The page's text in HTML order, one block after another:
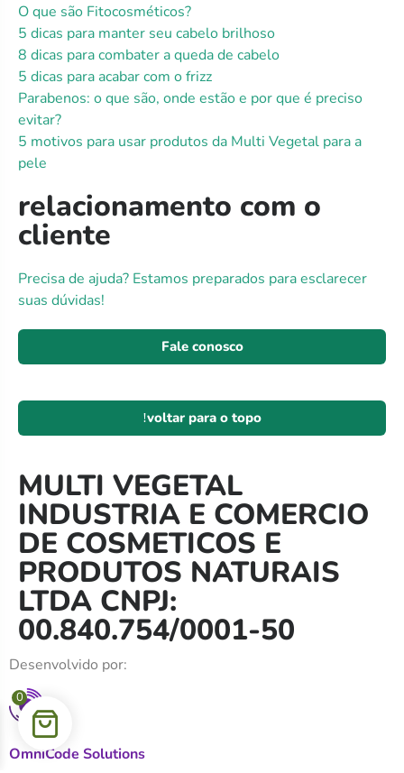
O que são Fitocosméticos?
5 dicas para manter seu cabelo brilhoso
8 dicas para combater a queda de cabelo
5 dicas para acabar com o frizz
Parabenos: o que são, onde estão e por que é preciso
evitar?
5 motivos para usar produtos da Multi Vegetal para a
pele
relacionamento com o
cliente
Precisa de ajuda? Estamos preparados para esclarecer
suas dúvidas!
Fale conosco
voltar para o topo
MULTI VEGETAL
INDUSTRIA E COMERCIO
DE COSMETICOS E
PRODUTOS NATURAIS
LTDA CNPJ:
00.840.754/0001-50
Desenvolvido por:
OmniCode Solutions
0